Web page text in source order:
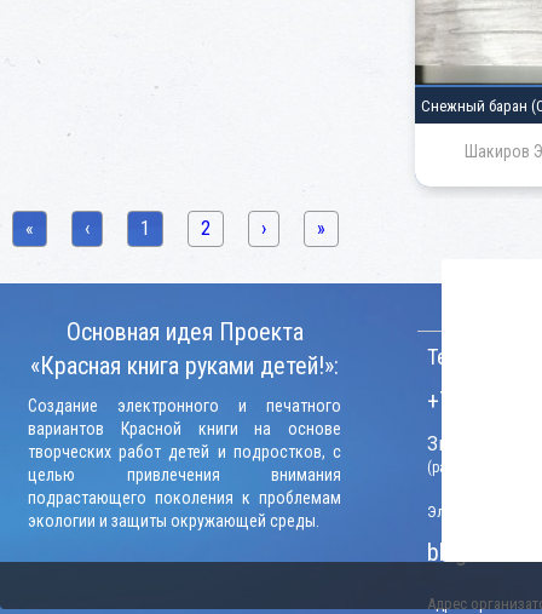
Снежный баран
Шакиров
« ‹ 1 2 › »
Основная идея Проекта
«Красная книга руками детей!»:
Создание электронного и печатного
вариантов Красной книги на основе
творческих работ детей и подростков, с
целью привлечения внимания
подрастающего поколения к проблемам
экологии и защиты окружающей среды.
Телефон:
+7 (906)
Звонки
(рабочие дни,
Электронный
blago-
Адрес